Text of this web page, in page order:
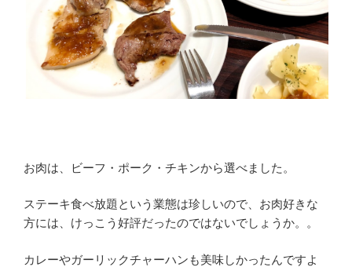
お肉は、ビーフ・ポーク・チキンから選べました。
ステーキ食べ放題という業態は珍しいので、お肉好きな
方には、けっこう好評だったのではないでしょうか。。
カレーやガーリックチャーハンも美味しかったんですよ